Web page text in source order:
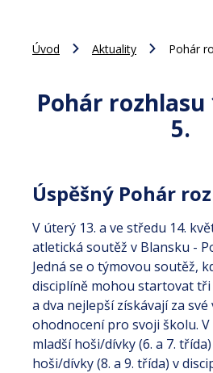
Úvod Aktuality Pohár
Pohár rozhlasu
5.
Úspěšný Pohár
V úterý 13. a ve středu 14.
atletická soutěž v Blansku -
Jedná se o týmovou soutěž,
disciplíně mohou startovat tři
a dva nejlepší získávají za
ohodnocení pro svoji školu.
mladší hoši/dívky (6. a 7.
hoši/dívky (8. a 9. třída) v